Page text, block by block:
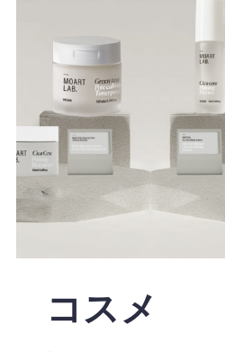
コスメ